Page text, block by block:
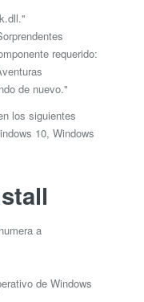
requerido:
de nuevo."
los siguientes
10, Windows
a
de Windows